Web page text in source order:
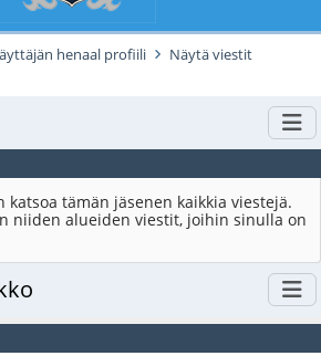
henaal profiili
Näytä viestit
katsoa tämän jäsenen kaikkia viestejä.
niiden alueiden viestit, joihin sinulla on